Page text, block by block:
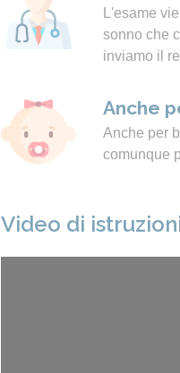
L'esame
sonno che
inviamo il
Anche
Anche per
comunque
Video di